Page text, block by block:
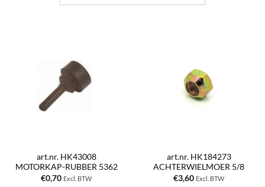
art.nr. HK43008
MOTORKAP-RUBBER 5362
€0,70 Excl. BTW
art.nr. HK184273
ACHTERWIELMOER 5/8
€3,60 Excl. BTW